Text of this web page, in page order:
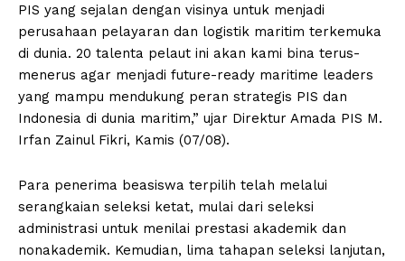
PIS yang sejalan dengan visinya untuk menjadi
perusahaan pelayaran dan logistik maritim terkemuka
di dunia. 20 talenta pelaut ini akan kami bina terus-
menerus agar menjadi future-ready maritime leaders
yang mampu mendukung peran strategis PIS dan
Indonesia di dunia maritim,” ujar Direktur Amada PIS M.
Irfan Zainul Fikri, Kamis (07/08).
Para penerima beasiswa terpilih telah melalui
serangkaian seleksi ketat, mulai dari seleksi
administrasi untuk menilai prestasi akademik dan
nonakademik. Kemudian, lima tahapan seleksi lanjutan,